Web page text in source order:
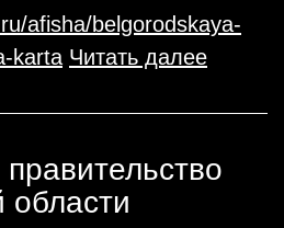
afisha/belgorodskaya-
karta Читать далее
области